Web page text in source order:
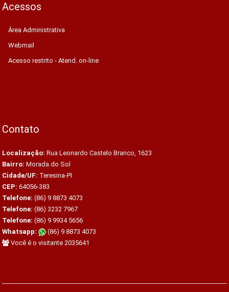
Acessos
Área Administrativa
Webmail
Acesso restrito - Atend. on-line
Contato
Localização: Rua Leonardo Castelo Branco, 1623
Bairro: Morada do Sol
Cidade/UF: Teresina-PI
CEP: 64056-383
Telefone: (86) 9 8873 4073
Telefone: (86) 3232 7967
Telefone: (86) 9 9934 5656
Whatsapp:
(86) 9 8873 4073
Você é o visitante 2035641